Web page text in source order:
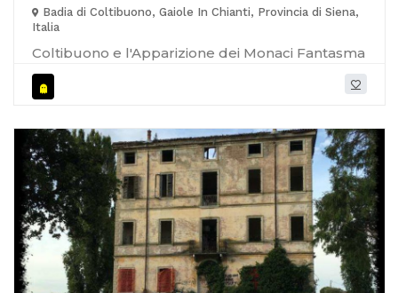
Badia di Coltibuono, Gaiole In Chianti, Provincia di Siena,
Italia
Coltibuono e l'Apparizione dei Monaci Fantasma